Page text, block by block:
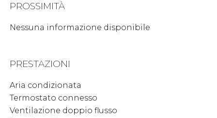
PROSSIMITÀ
Nessuna informazione disponibile
PRESTAZIONI
Aria condizionata
Termostato connesso
Ventilazione doppio flusso